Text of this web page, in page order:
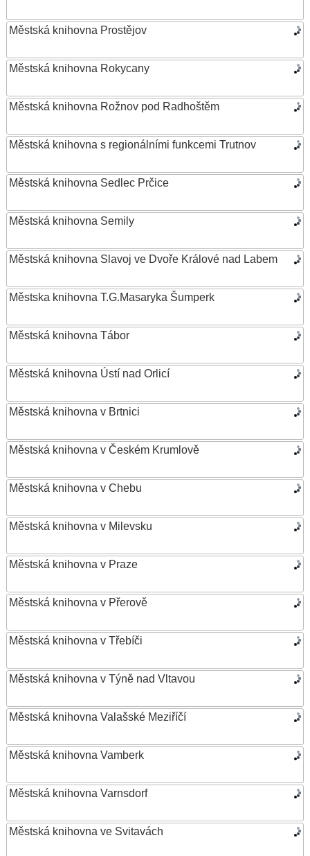
Městská knihovna Prostějov
Městská knihovna Rokycany
Městská knihovna Rožnov pod Radhoštěm
Městská knihovna s regionálními funkcemi Trutnov
Městská knihovna Sedlec Prčice
Městská knihovna Semily
Městská knihovna Slavoj ve Dvoře Králové nad Labem
Městska knihovna T.G.Masaryka Šumperk
Městská knihovna Tábor
Městská knihovna Ústí nad Orlicí
Městská knihovna v Brtnici
Městská knihovna v Českém Krumlově
Městská knihovna v Chebu
Městská knihovna v Milevsku
Městská knihovna v Praze
Městská knihovna v Přerově
Městská knihovna v Třebíči
Městská knihovna v Týně nad Vltavou
Městská knihovna Valašské Meziříčí
Městská knihovna Vamberk
Městská knihovna Varnsdorf
Městská knihovna ve Svitavách